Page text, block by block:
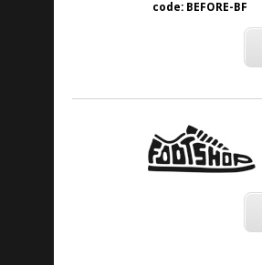
code: BEFORE-BF